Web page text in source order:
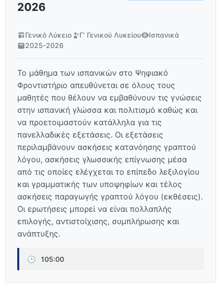
2026
Γενικό Λύκειο Γ' Γενικού Λυκείου
Ισπανικά
2025-2026
Το μάθημα των ισπανικών στο Ψηφιακό
Φροντιστήριο απευθύνεται σε όλους τους
μαθητές που θέλουν να εμβαθύνουν τις γνώσεις
στην ισπανική γλώσσα και πολιτισμό καθώς και
να προετοιμαστούν κατάλληλα για τις
πανελλαδικές εξετάσεις. Οι εξετάσεις
περιλαμβάνουν ασκήσεις κατανόησης γραπτού
λόγου, ασκήσεις γλωσσικής επίγνωσης μέσα
από τις οποίες ελέγχεται το επίπεδο λεξιλογίου
και γραμματικής των υποψηφίων και τέλος
ασκήσεις παραγωγής γραπτού λόγου (εκθέσεις).
Οι ερωτήσεις μπορεί να είναι πολλαπλής
επιλογής, αντιστοίχισης, συμπλήρωσης και
ανάπτυξης.
🕒 105:00